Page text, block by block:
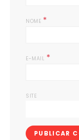
NOME *
E-MAIL *
SITE